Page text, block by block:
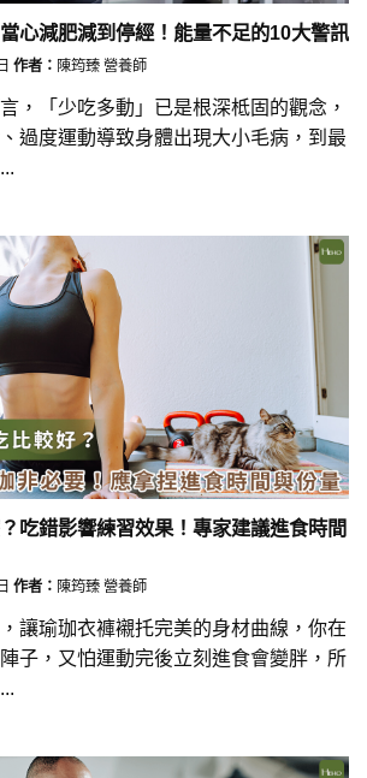
心減肥減到停經！能量不足的10大警訊
作者： 陳筠臻 營養師
，「少吃多動」已是根深柢固的觀念，
過度運動導致身體出現大小毛病，到最
吃錯影響練習效果！專家建議進食時間
作者： 陳筠臻 營養師
讓瑜珈衣褲襯托完美的身材曲線，你在
子，又怕運動完後立刻進食會變胖，所